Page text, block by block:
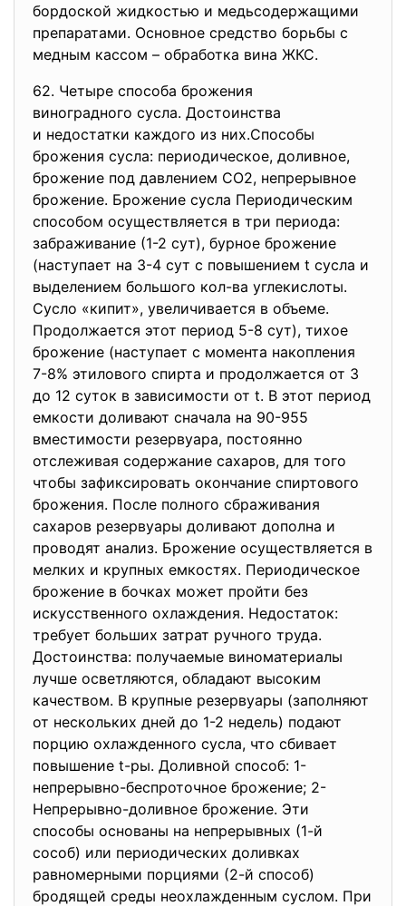
бордоской жидкостью и медьсодержащими
препаратами. Основное средство борьбы с
медным кассом – обработка вина ЖКС.
62. Четыре способа брожения
виноградного сусла. Достоинства
и недостатки каждого из них.Способы
брожения сусла: периодическое, доливное,
брожение под давлением СО2, непрерывное
брожение. Брожение сусла Периодическим
способом осуществляется в три периода:
забраживание (1-2 сут), бурное брожение
(наступает на 3-4 сут с повышением t сусла и
выделением большого кол-ва углекислоты.
Сусло «кипит», увеличивается в объеме.
Продолжается этот период 5-8 сут), тихое
брожение (наступает с момента накопления
7-8% этилового спирта и продолжается от 3
до 12 суток в зависимости от t. В этот период
емкости доливают сначала на 90-955
вместимости резервуара, постоянно
отслеживая содержание сахаров, для того
чтобы зафиксировать окончание спиртового
брожения. После полного сбраживания
сахаров резервуары доливают дополна и
проводят анализ. Брожение осуществляется в
мелких и крупных емкостях. Периодическое
брожение в бочках может пройти без
искусственного охлаждения. Недостаток:
требует больших затрат ручного труда.
Достоинства: получаемые виноматериалы
лучше осветляются, обладают высоким
качеством. В крупные резервуары (заполняют
от нескольких дней до 1-2 недель) подают
порцию охлажденного сусла, что сбивает
повышение t-ры. Доливной способ: 1-
непрерывно-беспроточное брожение; 2-
Непрерывно-доливное брожение. Эти
способы основаны на непрерывных (1-й
сособ) или периодических доливках
равномерными порциями (2-й способ)
бродящей среды неохлажденным суслом. При